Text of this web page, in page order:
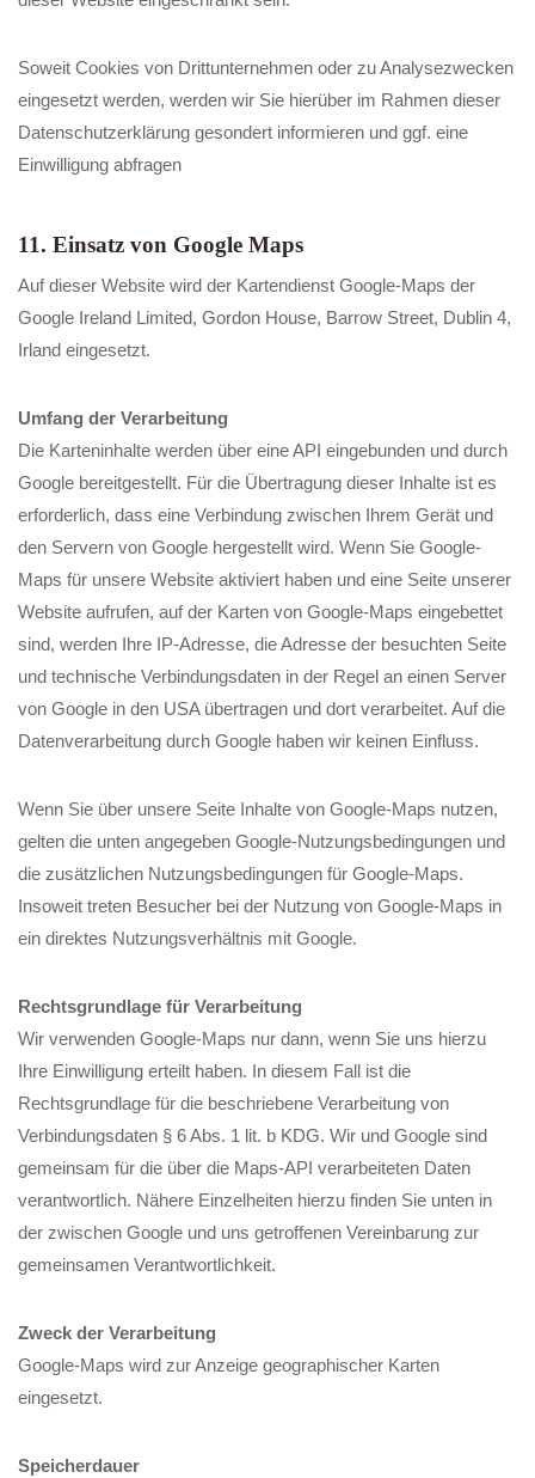
Soweit Cookies von Drittunternehmen oder zu Analysezwecken
eingesetzt werden, werden wir Sie hierüber im Rahmen dieser
Datenschutzerklärung gesondert informieren und ggf. eine
Einwilligung abfragen
11. Einsatz von Google Maps
Auf dieser Website wird der Kartendienst Google-Maps der
Google Ireland Limited, Gordon House, Barrow Street, Dublin 4,
Irland eingesetzt.
Umfang der Verarbeitung
Die Karteninhalte werden über eine API eingebunden und durch
Google bereitgestellt. Für die Übertragung dieser Inhalte ist es
erforderlich, dass eine Verbindung zwischen Ihrem Gerät und
den Servern von Google hergestellt wird. Wenn Sie Google-
Maps für unsere Website aktiviert haben und eine Seite unserer
Website aufrufen, auf der Karten von Google-Maps eingebettet
sind, werden Ihre IP-Adresse, die Adresse der besuchten Seite
und technische Verbindungsdaten in der Regel an einen Server
von Google in den USA übertragen und dort verarbeitet. Auf die
Datenverarbeitung durch Google haben wir keinen Einfluss.
Wenn Sie über unsere Seite Inhalte von Google-Maps nutzen,
gelten die unten angegeben Google-Nutzungsbedingungen und
die zusätzlichen Nutzungsbedingungen für Google-Maps.
Insoweit treten Besucher bei der Nutzung von Google-Maps in
ein direktes Nutzungsverhältnis mit Google.
Rechtsgrundlage für Verarbeitung
Wir verwenden Google-Maps nur dann, wenn Sie uns hierzu
Ihre Einwilligung erteilt haben. In diesem Fall ist die
Rechtsgrundlage für die beschriebene Verarbeitung von
Verbindungsdaten § 6 Abs. 1 lit. b KDG. Wir und Google sind
gemeinsam für die über die Maps-API verarbeiteten Daten
verantwortlich. Nähere Einzelheiten hierzu finden Sie unten in
der zwischen Google und uns getroffenen Vereinbarung zur
gemeinsamen Verantwortlichkeit.
Zweck der Verarbeitung
Google-Maps wird zur Anzeige geographischer Karten
eingesetzt.
Speicherdauer